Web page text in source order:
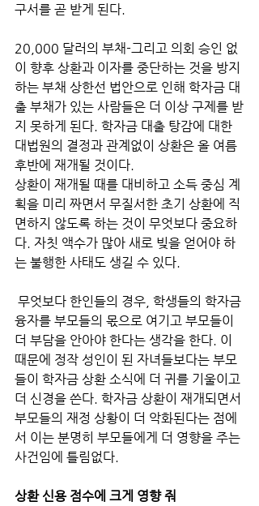
구서를 곧 받게 된다.
20,000 달러의 부채-그리고 의회 승인 없
이 향후 상환과 이자를 중단하는 것을 방지
하는 부채 상한선 법안으로 인해 학자금 대
출 부채가 있는 사람들은 더 이상 구제를 받
지 못하게 된다. 학자금 대출 탕감에 대한
대법원의 결정과 관계없이 상환은 올 여름
후반에 재개될 것이다.
상환이 재개될 때를 대비하고 소득 중심 계
획을 미리 짜면서 무질서한 초기 상환에 직
면하지 않도록 하는 것이 무엇보다 중요하
다. 자칫 액수가 많아 새로 빚을 얻어야 하
는 불행한 사태도 생길 수 있다.
융자를 부모들의 몫으로 여기고 부모들이
더 부담을 안아야 한다는 생각을 한다. 이
때문에 정작 성인이 된 자녀들보다는 부모
들이 학자금 상환 소식에 더 귀를 기울이고
더 신경을 쓴다. 학자금 상환이 재개되면서
부모들의 재정 상황이 더 악화된다는 점에
서 이는 분명히 부모들에게 더 영향을 주는
사건임에 틀림없다.
상환 신용 점수에 크게 영향 줘